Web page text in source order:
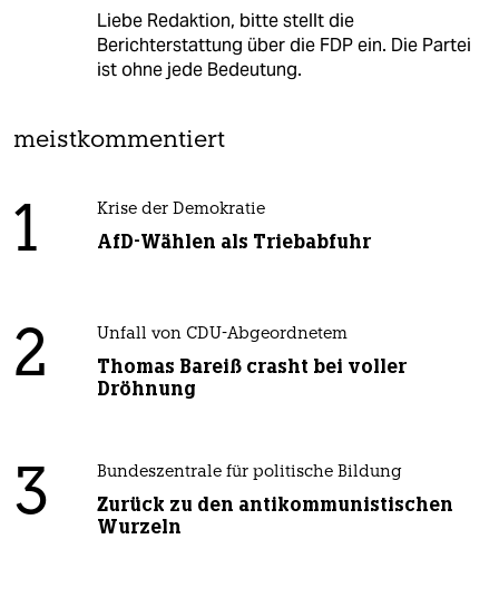
Liebe Redaktion, bitte stellt die
Berichterstattung über die FDP ein. Die Partei
ist ohne jede Bedeutung.
meistkommentiert
1 Krise der Demokratie
AfD-Wählen als Triebabfuhr
2 Unfall von CDU-Abgeordnetem
Thomas Bareiß crasht bei voller
Dröhnung
3 Bundeszentrale für politische Bildung
Zurück zu den antikommunistischen
Wurzeln